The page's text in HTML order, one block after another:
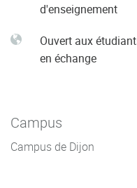
d'enseignement
Ouvert aux
en échange
Campus
Campus de Dijon